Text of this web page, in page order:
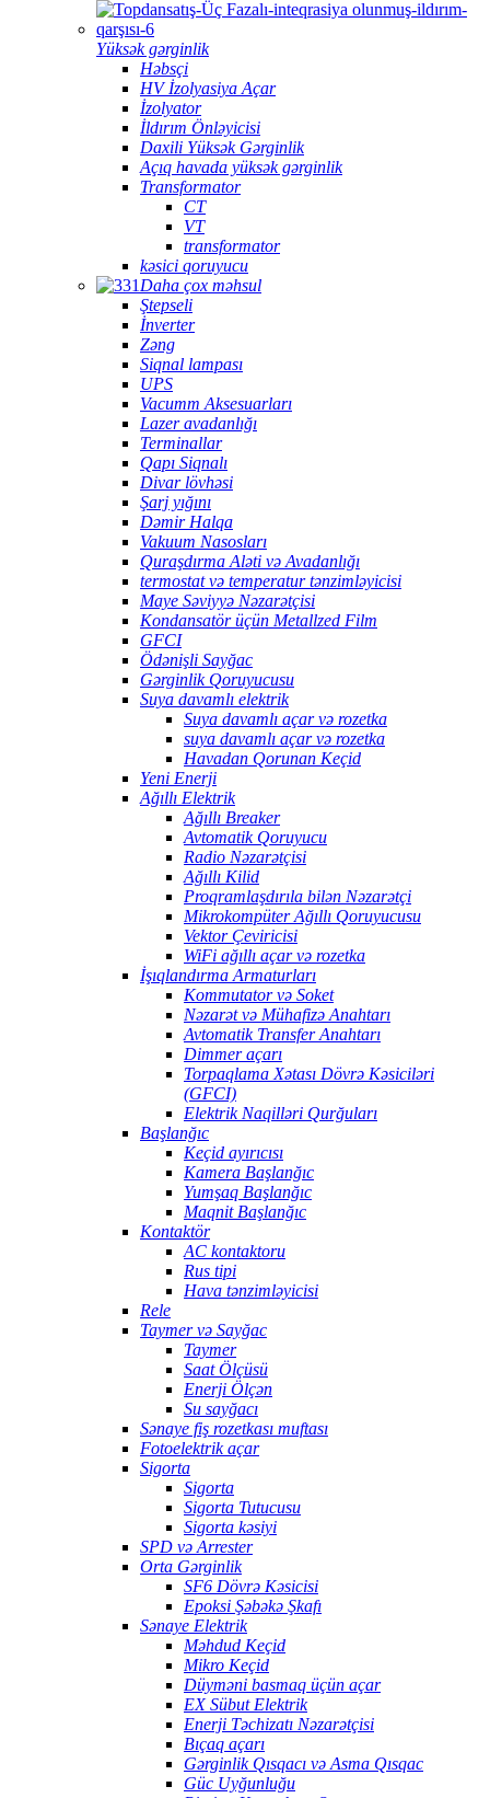
Yüksək gərginlik
Həbsçi
HV İzolyasiya Açar
İzolyator
İldırım Önləyicisi
Daxili Yüksək Gərginlik
Açıq havada yüksək gərginlik
Transformator
CT
VT
transformator
kəsici qoruyucu
Daha çox məhsul
Ştepseli
İnverter
Zəng
Siqnal lampası
UPS
Vacumm Aksesuarları
Lazer avadanlığı
Terminallar
Qapı Siqnalı
Divar lövhəsi
Şarj yığını
Dəmir Halqa
Vakuum Nasosları
Quraşdırma Aləti və Avadanlığı
termostat və temperatur tənzimləyicisi
Maye Səviyyə Nəzarətçisi
Kondansatör üçün Metallzed Film
GFCI
Ödənişli Sayğac
Gərginlik Qoruyucusu
Suya davamlı elektrik
Suya davamlı açar və rozetka
suya davamlı açar və rozetka
Havadan Qorunan Keçid
Yeni Enerji
Ağıllı Elektrik
Ağıllı Breaker
Avtomatik Qoruyucu
Radio Nəzarətçisi
Ağıllı Kilid
Proqramlaşdırıla bilən Nəzarətçi
Mikrokompüter Ağıllı Qoruyucusu
Vektor Çeviricisi
WiFi ağıllı açar və rozetka
İşıqlandırma Armaturları
Kommutator və Soket
Nəzarət və Mühafizə Anahtarı
Avtomatik Transfer Anahtarı
Dimmer açarı
Torpaqlama Xətası Dövrə Kəsiciləri
(GFCI)
Elektrik Naqilləri Qurğuları
Başlanğıc
Keçid ayırıcısı
Kamera Başlanğıc
Yumşaq Başlanğıc
Maqnit Başlanğıc
Kontaktör
AC kontaktoru
Rus tipi
Hava tənzimləyicisi
Rele
Taymer və Sayğac
Taymer
Saat Ölçüsü
Enerji Ölçən
Su sayğacı
Sənaye fiş rozetkası muftası
Fotoelektrik açar
Sigorta
Sigorta
Sigorta Tutucusu
Sigorta kəsiyi
SPD və Arrester
Orta Gərginlik
SF6 Dövrə Kəsicisi
Epoksi Şəbəkə Şkafı
Sənaye Elektrik
Məhdud Keçid
Mikro Keçid
Düyməni basmaq üçün açar
EX Sübut Elektrik
Enerji Təchizatı Nəzarətçisi
Bıçaq açarı
Gərginlik Qısqacı və Asma Qısqac
Güc Uyğunluğu